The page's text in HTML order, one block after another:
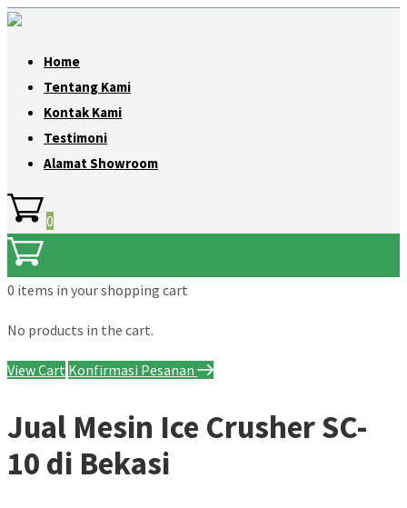
Home
Tentang Kami
Kontak Kami
Testimoni
Alamat Showroom
0
0 items in your shopping cart
No products in the cart.
View Cart Konfirmasi Pesanan
Jual Mesin Ice Crusher SC-
10 di Bekasi